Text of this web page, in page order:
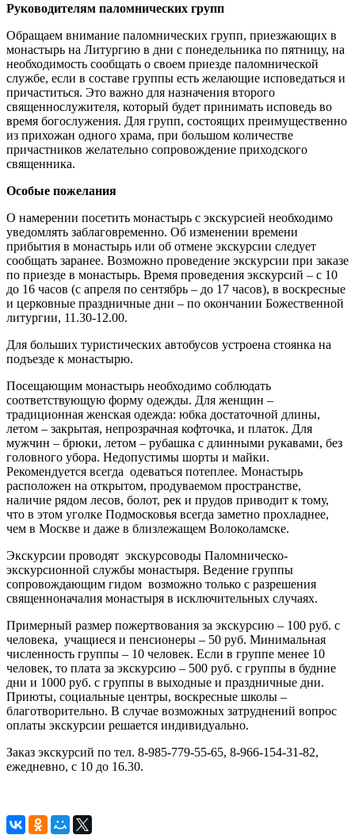
Руководителям паломнических групп
Обращаем внимание паломнических групп, приезжающих в
монастырь на Литургию в дни с понедельника по пятницу, на
необходимость сообщать о своем приезде паломнической
службе, если в составе группы есть желающие исповедаться и
причаститься. Это важно для назначения второго
священнослужителя, который будет принимать исповедь во
время богослужения. Для групп, состоящих преимущественно
из прихожан одного храма, при большом количестве
причастников желательно сопровождение приходского
священника.
Особые пожелания
О намерении посетить монастырь с экскурсией необходимо
уведомлять заблаговременно. Об изменении времени
прибытия в монастырь или об отмене экскурсии следует
сообщать заранее. Возможно проведение экскурсии при заказе
по приезде в монастырь. Время проведения экскурсий – с 10
до 16 часов (с апреля по сентябрь – до 17 часов), в воскресные
и церковные праздничные дни – по окончании Божественной
литургии, 11.30-12.00.
Для больших туристических автобусов устроена стоянка на
подъезде к монастырю.
Посещающим монастырь необходимо соблюдать
соответствующую форму одежды. Для женщин –
традиционная женская одежда: юбка достаточной длины,
летом – закрытая, непрозрачная кофточка, и платок. Для
мужчин – брюки, летом – рубашка с длинными рукавами, без
головного убора. Недопустимы шорты и майки.
Рекомендуется всегда одеваться потеплее. Монастырь
расположен на открытом, продуваемом пространстве,
наличие рядом лесов, болот, рек и прудов приводит к тому,
что в этом уголке Подмосковья всегда заметно прохладнее,
чем в Москве и даже в близлежащем Волоколамске.
Экскурсии проводят экскурсоводы Паломническо-
экскурсионной службы монастыря. Ведение группы
сопровождающим гидом возможно только с разрешения
священноначалия монастыря в исключительных случаях.
Примерный размер пожертвования за экскурсию – 100 руб. с
человека, учащиеся и пенсионеры – 50 руб. Минимальная
численность группы – 10 человек. Если в группе менее 10
человек, то плата за экскурсию – 500 руб. с группы в будние
дни и 1000 руб. с группы в выходные и праздничные дни.
Приюты, социальные центры, воскресные школы –
благотворительно. В случае возможных затруднений вопрос
оплаты экскурсии решается индивидуально.
Заказ экскурсий по тел. 8-985-779-55-65, 8-966-154-31-82,
ежедневно, с 10 до 16.30.